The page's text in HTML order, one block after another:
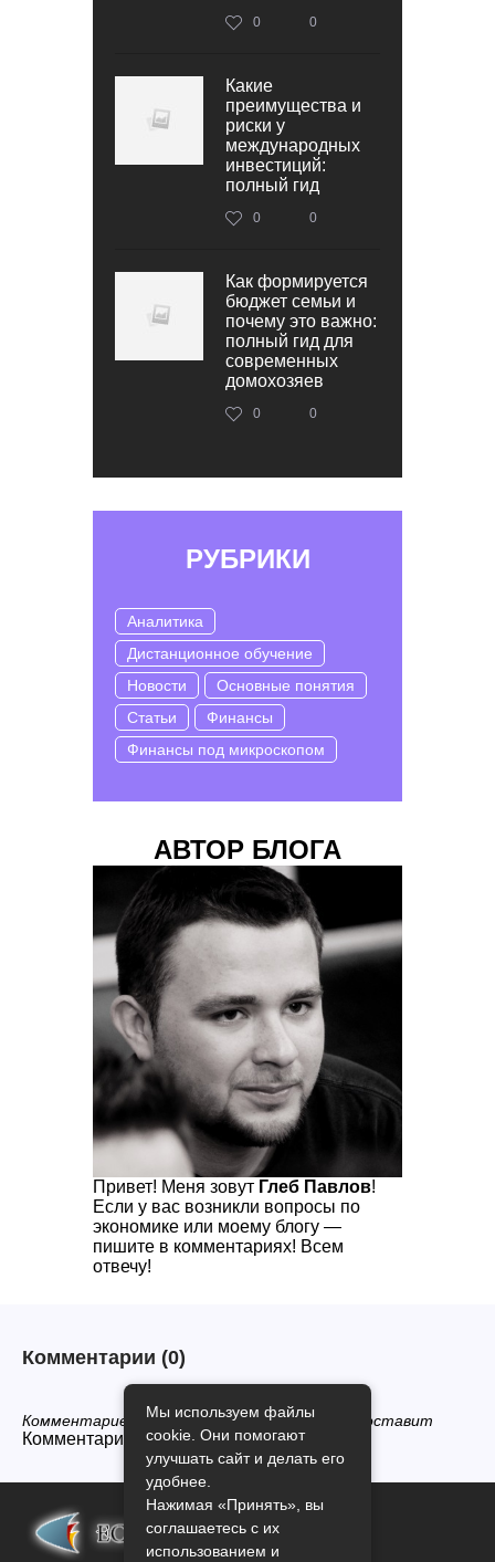
0 0
Какие
преимущества и
риски у
международных
инвестиций:
полный гид
0 0
Как формируется
бюджет семьи и
почему это важно:
полный гид для
современных
домохозяев
0 0
РУБРИКИ
Аналитика
Дистанционное обучение
Новости
Основные понятия
Статьи
Финансы
Финансы под микроскопом
АВТОР БЛОГА
Привет! Меня зовут Глеб Павлов!
Если у вас возникли вопросы по
экономике или моему блогу —
пишите в комментариях! Всем
отвечу!
Комментарии (0)
Комментариев нет, будьте первым кто его оставит
Комментарии закрыты.
Мы используем файлы
cookie. Они помогают
улучшать сайт и делать его
удобнее.
Нажимая «Принять», вы
соглашаетесь с их
использованием и